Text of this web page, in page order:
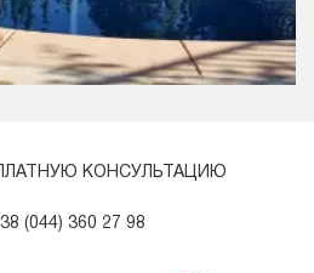
КОНСУЛЬТАЦИЮ
(044) 360 27 98